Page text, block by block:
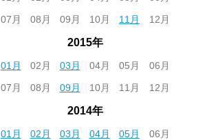
07月
08月 09月 10月 11月 12月
2015年
01月 02月 03月 04月 05月
06月
07月
08月 09月 10月 11月 12月
2014年
01月 02月 03月 04月 05月
06月